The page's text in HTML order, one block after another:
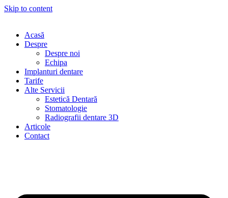
Skip to content
Acasă
Despre
Despre noi
Echipa
Implanturi dentare
Tarife
Alte Servicii
Estetică Dentară
Stomatologie
Radiografii dentare 3D
Articole
Contact